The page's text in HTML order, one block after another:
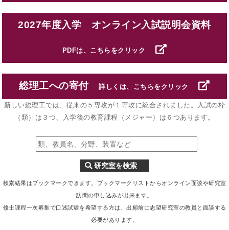
2027年度入学 オンライン入試説明会資料
PDFは、こちらをクリック
総理工への寄付詳しくは、こちらをクリック
新しい総理工では、従来の５専攻が１専攻に統合されました。入試の枠
（類）は３つ、入学後の教育課程（メジャー）は６つあります。
検索結果はブックマークできます。ブックマークリストからオンライン面談や研究室
訪問の申し込みが出来ます。
修士課程一次募集で口述試験を希望する方は、出願前に志望研究室の教員と面談する
必要があります。